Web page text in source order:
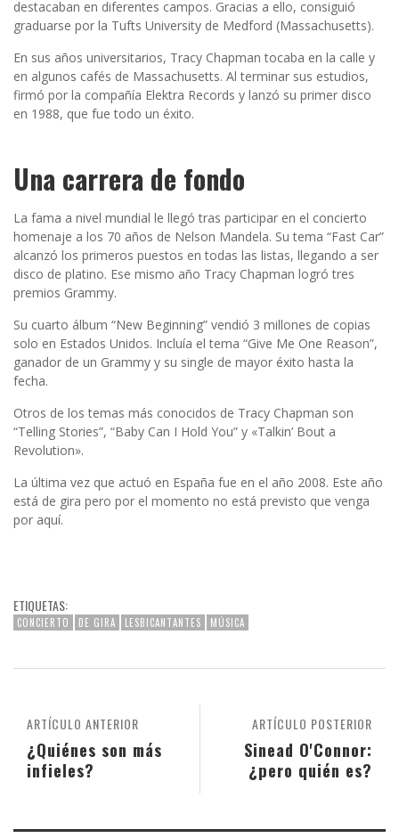
destacaban en diferentes campos. Gracias a ello, consiguió
graduarse por la Tufts University de Medford (Massachusetts).
En sus años universitarios, Tracy Chapman tocaba en la calle y
en algunos cafés de Massachusetts. Al terminar sus estudios,
firmó por la compañía Elektra Records y lanzó su primer disco
en 1988, que fue todo un éxito.
Una carrera de fondo
La fama a nivel mundial le llegó tras participar en el concierto
homenaje a los 70 años de Nelson Mandela. Su tema “Fast Car”
alcanzó los primeros puestos en todas las listas, llegando a ser
disco de platino. Ese mismo año Tracy Chapman logró tres
premios Grammy.
Su cuarto álbum “New Beginning” vendió 3 millones de copias
solo en Estados Unidos. Incluía el tema “Give Me One Reason”,
ganador de un Grammy y su single de mayor éxito hasta la
fecha.
Otros de los temas más conocidos de Tracy Chapman son
“Telling Stories”, “Baby Can I Hold You” y «Talkin’ Bout a
Revolution».
La última vez que actuó en España fue en el año 2008. Este año
está de gira pero por el momento no está previsto que venga
por aquí.
ETIQUETAS:
CONCIERTO DE GIRA LESBICANTANTES MÚSICA
ARTÍCULO POSTERIOR
Sinead O'Connor:
¿pero quién es?
ARTÍCULO ANTERIOR
¿Quiénes son más
infieles?